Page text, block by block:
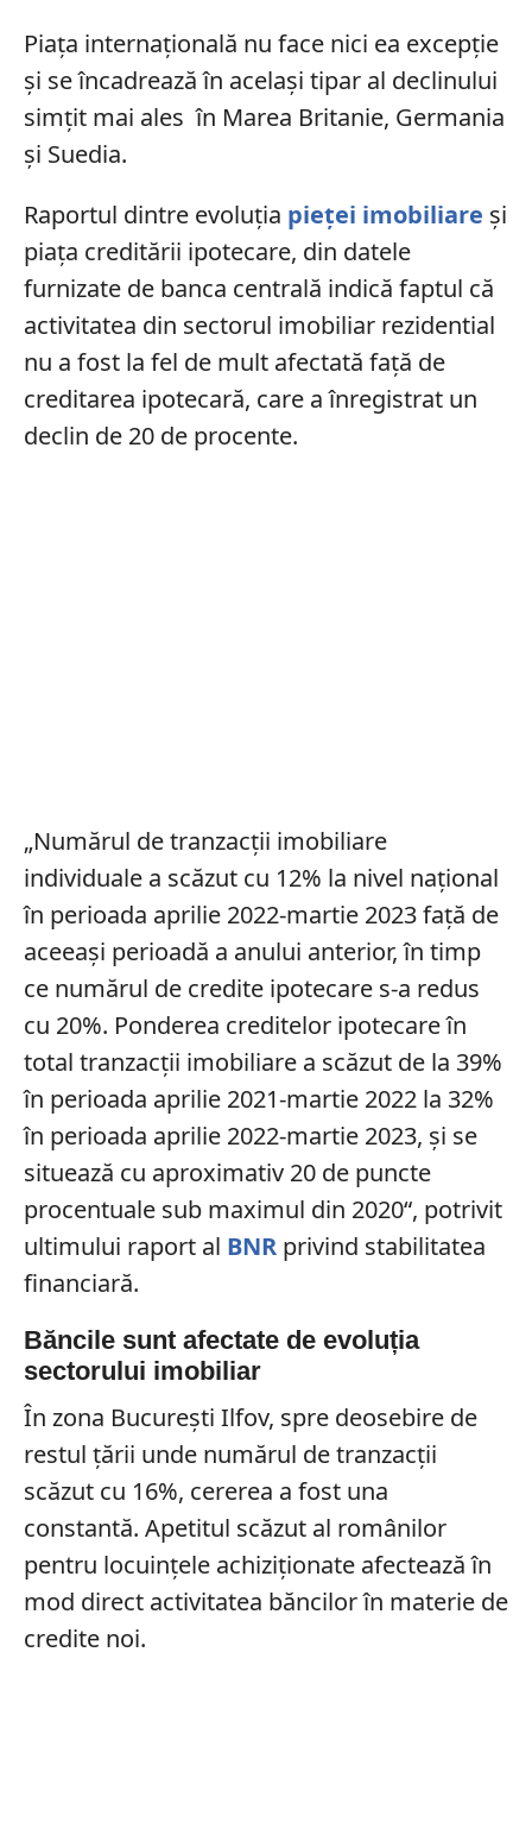
Piața internațională nu face nici ea excepție
și se încadrează în același tipar al declinului
simțit mai ales în Marea Britanie, Germania
și Suedia.
Raportul dintre evoluția pieței imobiliare și
piața creditării ipotecare, din datele
furnizate de banca centrală indică faptul că
activitatea din sectorul imobiliar rezidential
nu a fost la fel de mult afectată față de
creditarea ipotecară, care a înregistrat un
declin de 20 de procente.
„Numărul de tranzacţii imobiliare
individuale a scăzut cu 12% la nivel naţional
în perioada aprilie 2022-martie 2023 faţă de
aceeaşi perioadă a anului anterior, în timp
ce numărul de credite ipotecare s-a redus
cu 20%. Ponderea creditelor ipotecare în
total tranzacţii imobiliare a scăzut de la 39%
în perioada aprilie 2021-martie 2022 la 32%
în perioada aprilie 2022-martie 2023, şi se
situează cu aproximativ 20 de puncte
procentuale sub maximul din 2020“, potrivit
ultimului raport al BNRprivind stabilitatea
financiară.
Băncile sunt afectate de evoluția
sectorului imobiliar
În zona București Ilfov, spre deosebire de
restul țării unde numărul de tranzacții
scăzut cu 16%, cererea a fost una
constantă. Apetitul scăzut al românilor
pentru locuințele achiziționate afectează în
mod direct activitatea băncilor în materie de
credite noi.